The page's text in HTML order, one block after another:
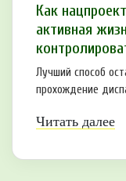
Как
активная
Лучший способ
прохождение
Читать далее